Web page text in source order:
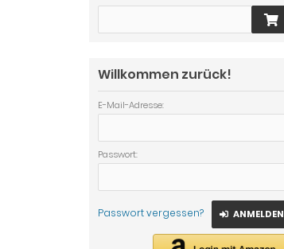
Willkommen zurück!
E-Mail-Adresse:
Passwort:
Passwort vergessen? ANMELDEN